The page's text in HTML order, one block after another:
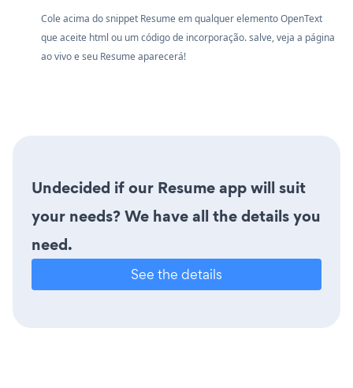
Cole acima do snippet Resume em qualquer elemento OpenText
que aceite html ou um código de incorporação. salve, veja a página
ao vivo e seu Resume aparecerá!
Undecided if our Resume app will suit
your needs? We have all the details you
need.
See the details